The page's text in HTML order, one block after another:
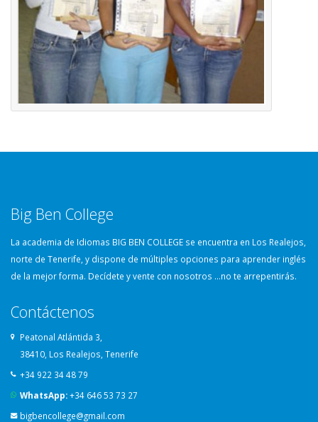
Big Ben College
La academia de Idiomas BIG BEN COLLEGE se encuentra en Los Realejos,
norte de Tenerife, y dispone de múltiples opciones para aprender inglés
de la mejor forma. Decídete y vente con nosotros …no te arrepentirás.
Contáctenos
Peatonal Atlántida 3,
38410, Los Realejos, Tenerife
+34 922 34 48 79
WhatsApp:+34 646 53 73 27
bigbencollege@gmail.com